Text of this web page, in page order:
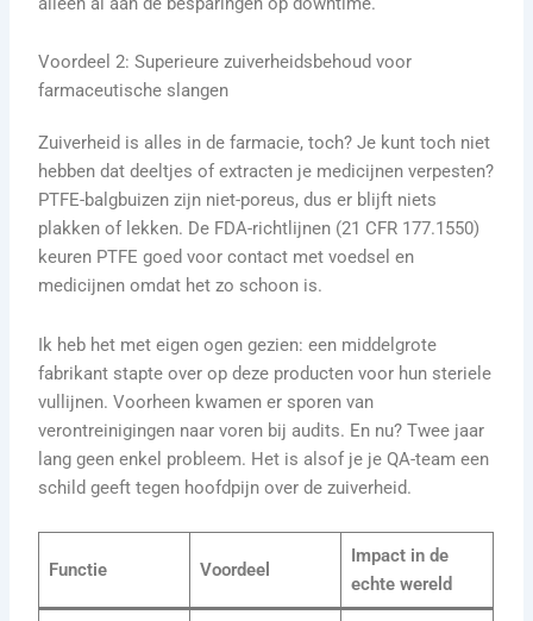
Voordeel 2: Superieure zuiverheidsbehoud voor
farmaceutische slangen
Zuiverheid is alles in de farmacie, toch? Je kunt toch niet
hebben dat deeltjes of extracten je medicijnen verpesten?
PTFE-balgbuizen zijn niet-poreus, dus er blijft niets
plakken of lekken. De FDA-richtlijnen (21 CFR 177.1550)
keuren PTFE goed voor contact met voedsel en
medicijnen omdat het zo schoon is.
Ik heb het met eigen ogen gezien: een middelgrote
fabrikant stapte over op deze producten voor hun steriele
vullijnen. Voorheen kwamen er sporen van
verontreinigingen naar voren bij audits. En nu? Twee jaar
lang geen enkel probleem. Het is alsof je je QA-team een
schild geeft tegen hoofdpijn over de zuiverheid.
Functie Voordeel
Impact in de
echte wereld